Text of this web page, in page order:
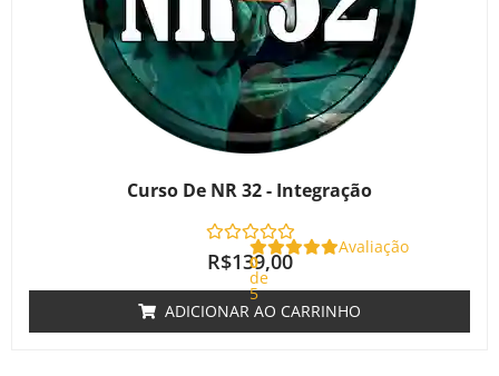
Curso De NR 32 - Integração
Avaliação
0
de
5
R$139,00
ADICIONAR AO CARRINHO